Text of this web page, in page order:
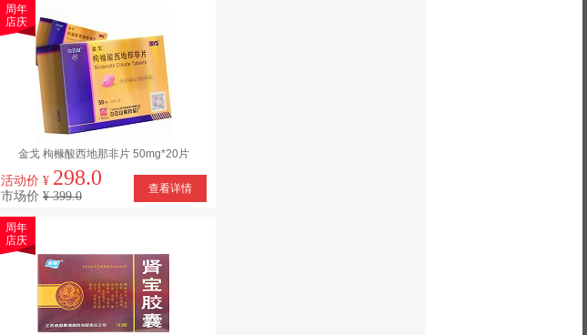
金戈 枸橼酸西地那非片 50mg*20片
活动价 ¥ 298.0
市场价 ¥ 399.0
查看详情
周年
店庆
周年
店庆